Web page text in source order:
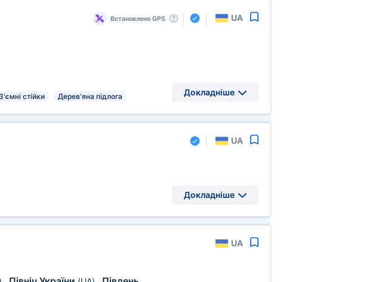
Встановлено GPS UA
З'ємні стійки Дерев'яна підлога Докладніше
UA
Докладніше
UA